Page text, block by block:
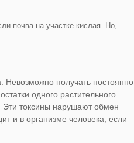
почва на участке кислая. Но,
получать постоянно
одного растительного
Эти токсины нарушают обмен
и в организме человека, если